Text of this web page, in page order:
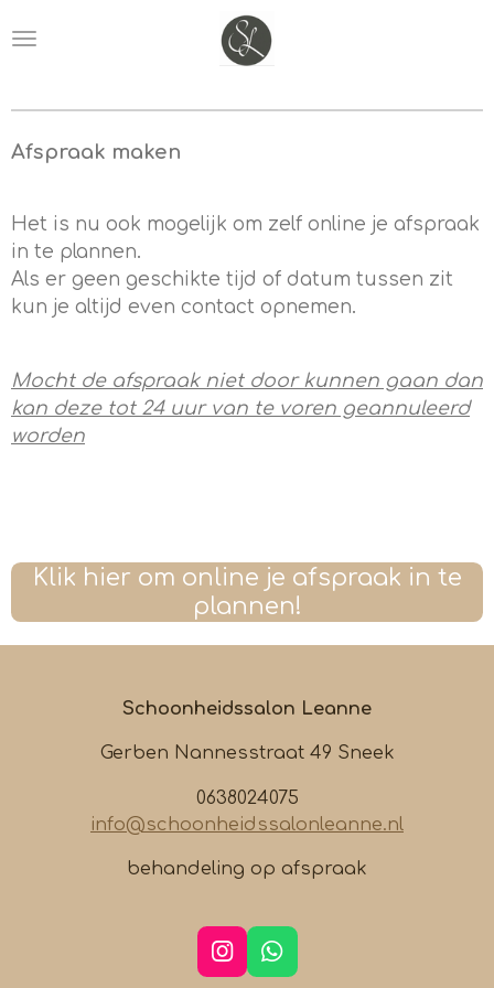
direct
de
Afspraak maken
Het is nu ook mogelijk om zelf online je afspraak
in te plannen.
Als er geen geschikte tijd of datum tussen zit
kun je altijd even contact opnemen.
Mocht de afspraak niet door kunnen gaan dan
kan deze tot 24 uur van te voren geannuleerd
worden
Klik hier om online je afspraak in te
plannen!
Schoonheidssalon Leanne
Gerben Nannesstraat 49 Sneek
0638024075
info@schoonheidssalonleanne.nl
behandeling op afspraak
I
n
W
h